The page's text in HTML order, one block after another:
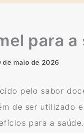
para a
de maio de 2026
pelo sabor
de ser utilizado
para a